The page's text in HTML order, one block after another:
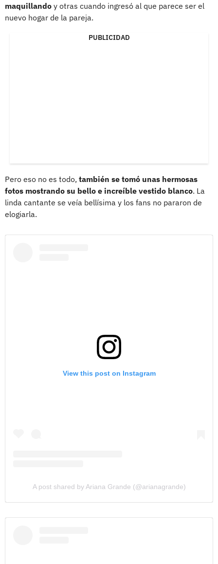
maquillando y otras cuando ingresó al que parece ser el
nuevo hogar de la pareja.
PUBLICIDAD
Pero eso no es todo, también se tomó unas hermosas
fotos mostrando su bello e increíble vestido blanco. La
linda cantante se veía bellísima y los fans no pararon de
elogiarla.
View this post on Instagram
A post shared by Ariana Grande (@arianagrande)